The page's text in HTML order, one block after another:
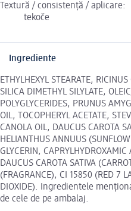
Textură / consistență / aplicare:
tekoče
Ingrediente
ETHYLHEXYL STEARATE,
SILICA DIMETHYL SILYLATE,
POLYGLYCERIDES, PRUNUS
OIL, TOCOPHERYL ACETATE,
CANOLA OIL, DAUCUS CAROTA
HELIANTHUS ANNUUS
GLYCERIN,
DAUCUS CAROTA SATIVA
(FRAGRANCE), CI 15850 (RED 7
DIOXIDE). Ingredientele
de cele de pe ambalaj.